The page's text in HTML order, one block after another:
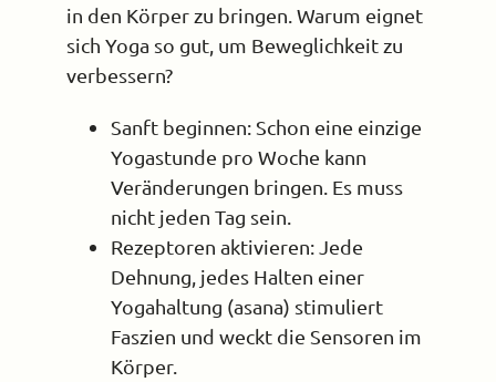
in den Körper zu bringen. Warum eignet
sich Yoga so gut, um Beweglichkeit zu
verbessern?
Sanft beginnen: Schon eine einzige
Yogastunde pro Woche kann
Veränderungen bringen. Es muss
nicht jeden Tag sein.
Rezeptoren aktivieren: Jede
Dehnung, jedes Halten einer
Yogahaltung (asana) stimuliert
Faszien und weckt die Sensoren im
Körper.